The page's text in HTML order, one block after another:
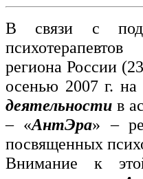
В связи с
региона России
осенью 2007 г.
деятельности в
– «АнтЭра» –
посвященных
Внимание к